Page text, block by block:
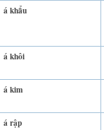
á khẩu
á khôi
á kim
á rập